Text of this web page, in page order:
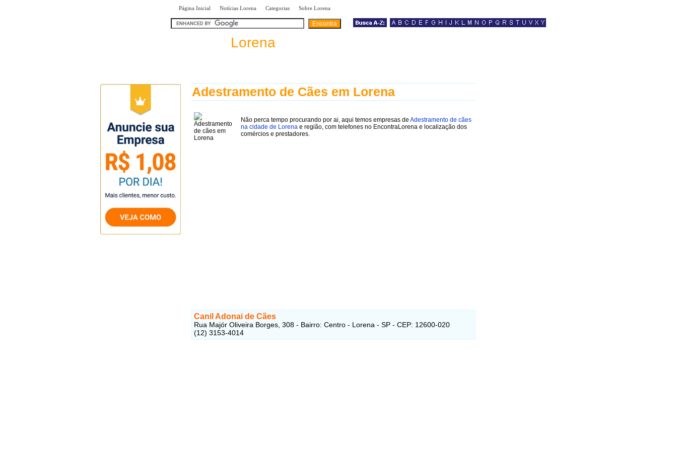
Página Inicial Notícias Lorena Categorias Sobre Lorena
Lorena
Adestramento de Cães em Lorena
Não perca tempo procurando por ai, aqui temos empresas de Adestramento de cães
na cidade de Lorena e região, com telefones no EncontraLorena e localização dos
comércios e prestadores.
Canil Adonai de Cães
Rua Majór Oliveira Borges, 308 - Bairro: Centro - Lorena - SP - CEP: 12600-020
(12) 3153-4014